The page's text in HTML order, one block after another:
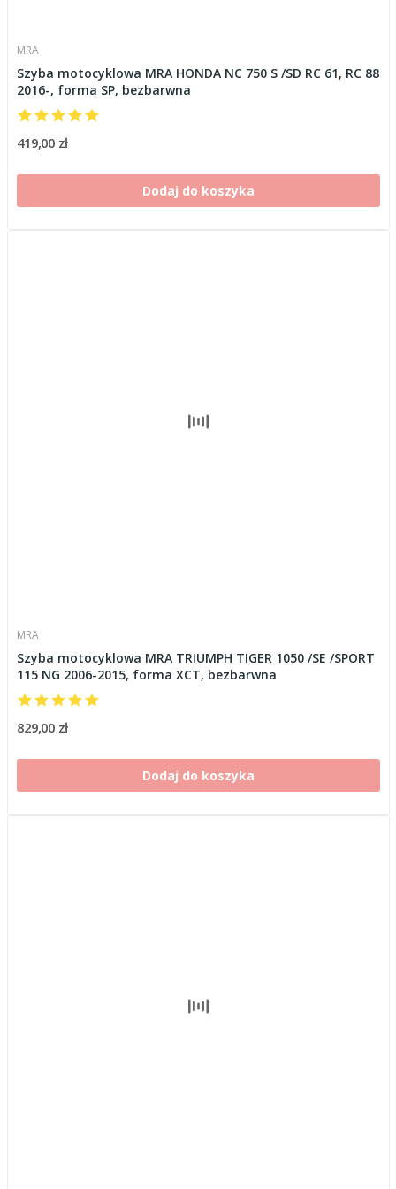
MRA
Szyba motocyklowa MRA HONDA NC 750 S /SD RC 61, RC 88
2016-, forma SP, bezbarwna
419,00 zł
Dodaj do koszyka
MRA
Szyba motocyklowa MRA TRIUMPH TIGER 1050 /SE /SPORT
115 NG 2006-2015, forma XCT, bezbarwna
829,00 zł
Dodaj do koszyka